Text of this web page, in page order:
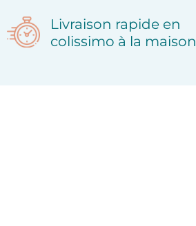
Livraison rapide en
colissimo à la maison